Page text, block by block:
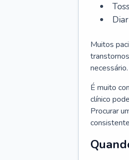
Muitos
necessário.
É muito
clínico
Procurar